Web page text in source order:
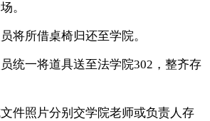
。
所借桌椅归还至学院。
一将道具送至法学院302，整齐存
照片分别交学院老师或负责人存